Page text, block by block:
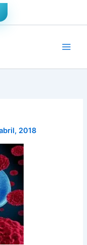
2018